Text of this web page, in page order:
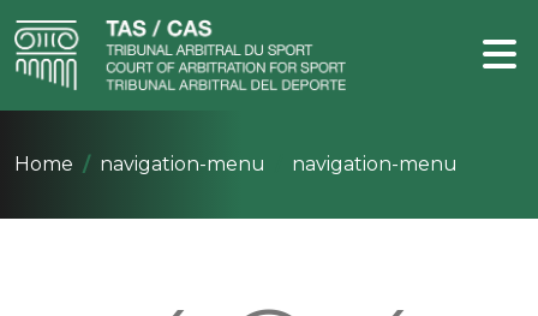
Home navigation-menu navigation-menu